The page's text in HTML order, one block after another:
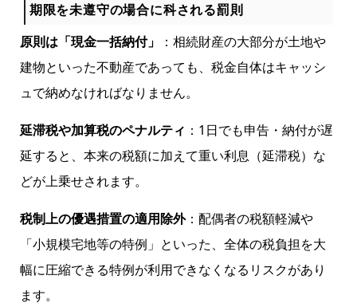
期限を未遵守の場合に科される罰則
原則は「現金一括納付」
：相続財産の大部分が土地や
建物といった不動産であっても、税金自体はキャッシ
ュで納めなければなりません。
延滞税や加算税のペナルティ ：1日でも申告・納付が遅
延すると、本来の税額に加えて重い利息（延滞税）な
どが上乗せされます。
税制上の優遇措置の適用除外：配偶者の税額軽減や
「小規模宅地等の特例」といった、全体の税負担を大
幅に圧縮できる特例が利用できなくなるリスクがあり
ます。